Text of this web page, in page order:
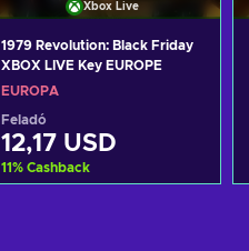
Xbox Live
1979 Revolution: Black Friday
XBOX LIVE Key EUROPE
EURÓPA
Feladó
12,17 USD
11% Cashback